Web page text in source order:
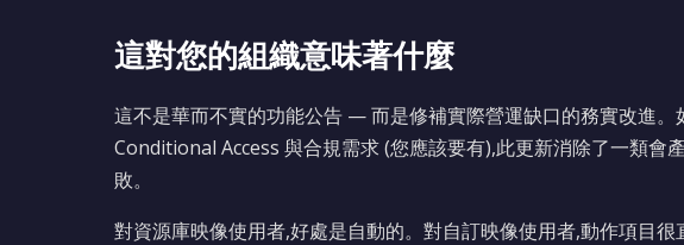
這對您的組織意味著什麼
這不是華而不實的功能公告 — 而是修補實際營運缺口的務實改進
Conditional Access 與合規需求 (您應該要有),此更新消除了一類會
敗。
對資源庫映像使用者,好處是自動的。對自訂映像使用者,動作項目